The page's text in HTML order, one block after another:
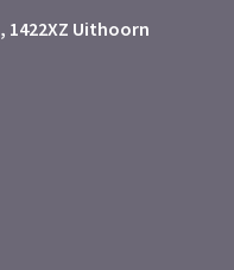
1422XZ Uithoorn